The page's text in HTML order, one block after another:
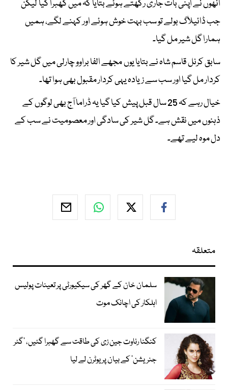
انھوں نے اپنی بات جاری رکھتے ہوئے بتایا کہ میں گھبرا گیا لیکن
جب ڈائیلاگ بولے تو سب بہت خوش ہوئے اور کہنے لگے، ہمیں
ہمارا گل شیر مل گیا۔
سابق کرنل قاسم شاہ نے بتایا یوں مجھے الفا براوو چارلی میں گل شیر کا
کردار مل گیا اور سب سے زیادہ یہی کردار مقبول بھی ہوا تھا۔
خیال رہے کہ 25 سال قبل پیش کیا گیا یہ ڈراما آج بھی لوگوں کے
ذہنوں میں نقش ہے۔ گل شیر کی سادگی اور معصومیت نے سب کے
دل موہ لیے تھے۔
متعلقہ
سلمان خان کے گھر کی سیکیورٹی پر تعینات پولیس
اہلکار کی اچانک موت
کنگنا رناوت جین زی کی طاقت سے گھبرا گئیں، ’گٹر
جنریشن‘ کے بیان پر یوٹرن لے لیا